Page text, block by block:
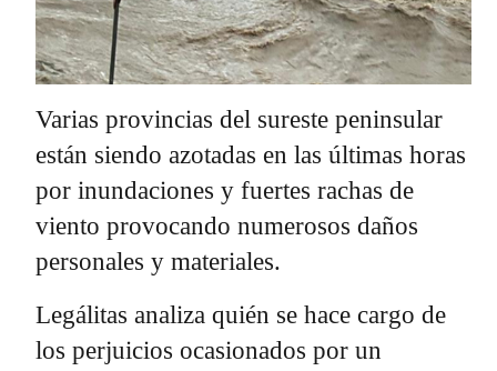
Varias provincias del sureste peninsular
están siendo azotadas en las últimas horas
por inundaciones y fuertes rachas de
viento provocando numerosos daños
personales y materiales.
Legálitas analiza quién se hace cargo de
los perjuicios ocasionados por un